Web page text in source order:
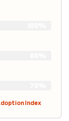
Index